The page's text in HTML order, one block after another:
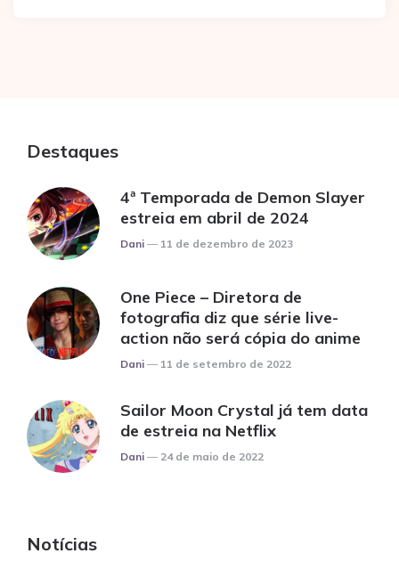
Destaques
4ª Temporada de Demon Slayer
estreia em abril de 2024
Posted
Dani 11 de dezembro de 2023
One Piece – Diretora de
fotografia diz que série live-
action não será cópia do anime
Posted
Dani 11 de setembro de 2022
Sailor Moon Crystal já tem data
de estreia na Netflix
Posted
Dani 24 de maio de 2022
Notícias